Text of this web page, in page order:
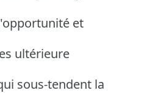
et
ultérieure
sous-tendent la